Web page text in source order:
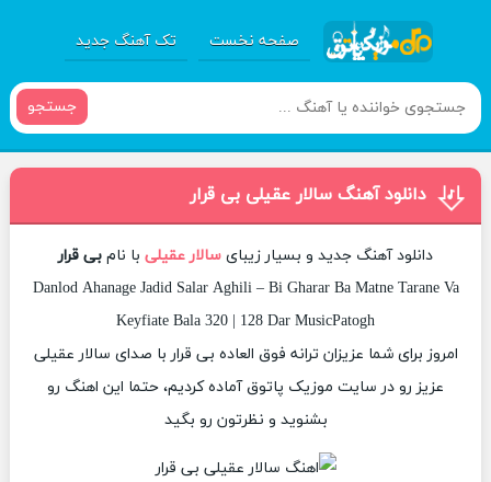
صفحه نخست تک آهنگ جدید
جستجو
دانلود آهنگ سالار عقیلی بی قرار
دانلود آهنگ جدید و بسیار زیبای سالار عقیلی با نام بی قرار
Danlod Ahanage Jadid Salar Aghili – Bi Gharar Ba Matne Tarane Va
Keyfiate Bala 320 | 128 Dar MusicPatogh
امروز برای شما عزیزان ترانه فوق العاده بی قرار با صدای سالار عقیلی
عزیز رو در سایت موزیک پاتوق آماده کردیم، حتما این اهنگ رو
بشنوید و نظرتون رو بگید